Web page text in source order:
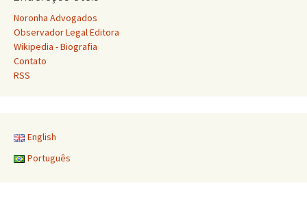
posts
Noronha Advogados
Observador Legal Editora
Wikipedia - Biografia
Contato
RSS
English
Português